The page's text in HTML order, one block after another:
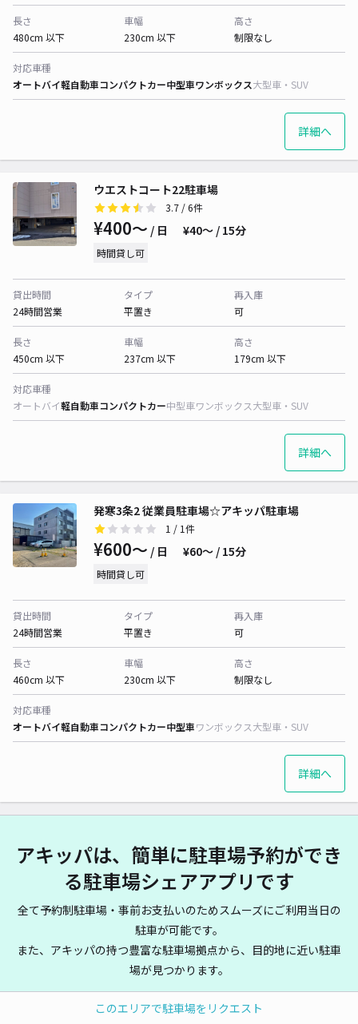
このエリアで駐車場をリクエスト
長さ
480cm 以下
車幅
230cm 以下
高さ
制限なし
対応車種
オートバイ軽自動車コンパクトカー中型車ワンボックス大型車・SUV
詳細へ
ウエストコート22駐車場
3.7 / 6件
¥400〜 / 日 ¥40〜 / 15分
時間貸し可
貸出時間
24時間営業
タイプ
平置き
再入庫
可
長さ
450cm 以下
車幅
237cm 以下
高さ
179cm 以下
対応車種
オートバイ軽自動車コンパクトカー中型車ワンボックス大型車・SUV
詳細へ
発寒3条2 従業員駐車場☆アキッパ駐車場
1 / 1件
¥600〜 / 日 ¥60〜 / 15分
時間貸し可
貸出時間
24時間営業
タイプ
平置き
再入庫
可
長さ
460cm 以下
車幅
230cm 以下
高さ
制限なし
対応車種
オートバイ軽自動車コンパクトカー中型車ワンボックス大型車・SUV
詳細へ
アキッパは、簡単に駐車場予約ができ
る駐車場シェアアプリです
全て予約制駐車場・事前お支払いのためスムーズにご利用当日の
駐車が可能です。
また、アキッパの持つ豊富な駐車場拠点から、目的地に近い駐車
場が見つかります。